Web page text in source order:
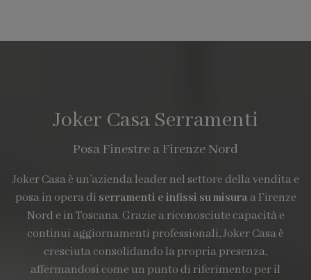
Joker Casa Serramenti
Posa Finestre a Firenze Nord
Joker Casa è un’azienda leader nel settore della vendita e
posa in opera di serramenti e infissi su misuraa Firenze
Nord e in Toscana. Grazie a riconosciute capacità e
continui aggiornamenti professionali, Joker Casa è
cresciuta consolidando la propria presenza,
affermandosi come un punto di riferimento per il